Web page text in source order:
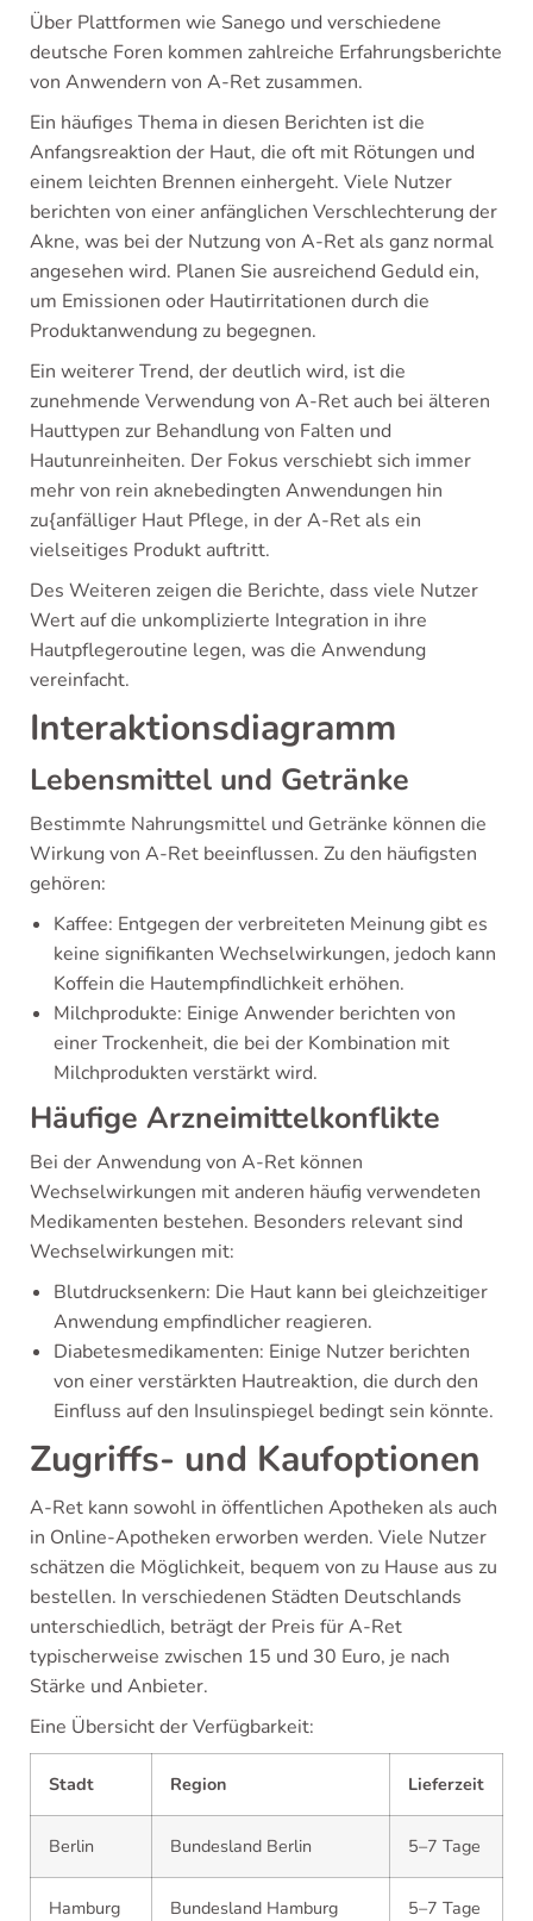
Über Plattformen wie Sanego und verschiedene
deutsche Foren kommen zahlreiche Erfahrungsberichte
von Anwendern von A-Ret zusammen.
Ein häufiges Thema in diesen Berichten ist die
Anfangsreaktion der Haut, die oft mit Rötungen und
einem leichten Brennen einhergeht. Viele Nutzer
berichten von einer anfänglichen Verschlechterung der
Akne, was bei der Nutzung von A-Ret als ganz normal
angesehen wird. Planen Sie ausreichend Geduld ein,
um Emissionen oder Hautirritationen durch die
Produktanwendung zu begegnen.
Ein weiterer Trend, der deutlich wird, ist die
zunehmende Verwendung von A-Ret auch bei älteren
Hauttypen zur Behandlung von Falten und
Hautunreinheiten. Der Fokus verschiebt sich immer
mehr von rein aknebedingten Anwendungen hin
zu{anfälliger Haut Pflege, in der A-Ret als ein
vielseitiges Produkt auftritt.
Des Weiteren zeigen die Berichte, dass viele Nutzer
Wert auf die unkomplizierte Integration in ihre
Hautpflegeroutine legen, was die Anwendung
vereinfacht.
Interaktionsdiagramm
Lebensmittel und Getränke
Bestimmte Nahrungsmittel und Getränke können die
Wirkung von A-Ret beeinflussen. Zu den häufigsten
gehören:
Kaffee: Entgegen der verbreiteten Meinung gibt es
keine signifikanten Wechselwirkungen, jedoch kann
Koffein die Hautempfindlichkeit erhöhen.
Milchprodukte: Einige Anwender berichten von
einer Trockenheit, die bei der Kombination mit
Milchprodukten verstärkt wird.
Häufige Arzneimittelkonflikte
Bei der Anwendung von A-Ret können
Wechselwirkungen mit anderen häufig verwendeten
Medikamenten bestehen. Besonders relevant sind
Wechselwirkungen mit:
Blutdrucksenkern: Die Haut kann bei gleichzeitiger
Anwendung empfindlicher reagieren.
Diabetesmedikamenten: Einige Nutzer berichten
von einer verstärkten Hautreaktion, die durch den
Einfluss auf den Insulinspiegel bedingt sein könnte.
Zugriffs- und Kaufoptionen
A-Ret kann sowohl in öffentlichen Apotheken als auch
in Online-Apotheken erworben werden. Viele Nutzer
schätzen die Möglichkeit, bequem von zu Hause aus zu
bestellen. In verschiedenen Städten Deutschlands
unterschiedlich, beträgt der Preis für A-Ret
typischerweise zwischen 15 und 30 Euro, je nach
Stärke und Anbieter.
Eine Übersicht der Verfügbarkeit:
Stadt Region Lieferzeit
Berlin Bundesland Berlin 5–7 Tage
Hamburg Bundesland Hamburg 5–7 Tage